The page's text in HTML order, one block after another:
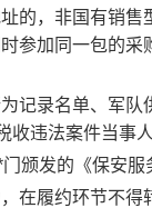
的，非国有销
参加同一包的
记录名单、军
收违法案件当事
颁发的《保安
在履约环节不